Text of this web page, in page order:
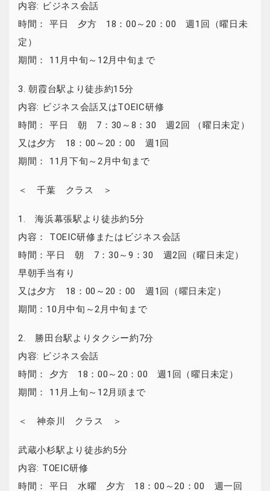
内容: ビジネス会話
時間： 平日 夕方 18：00～20：00 週1回（曜日未
定）
期間： 11月中旬～12月中旬まで
3. 朝霞台駅より徒歩約15分
内容: ビジネス会話又はTOEIC研修
時間： 平日 朝 7：30～8：30 週2回 （曜日未定）
又は夕方 18：00～20：00 週1回
期間： 11月下旬～2月中旬まで
＜ 千葉 クラス ＞
1. 海浜幕張駅より徒歩約5分
内容： TOEIC研修またはビジネス会話
時間：平日 朝 7：30～9：30 週2回（曜日未定）
早朝手当有り
又は夕方 18：00～20：00 週1回（曜日未定）
期間：10月中旬～2月中旬まで
2. 勝田台駅よりタクシー約7分
内容: ビジネス会話
時間： 夕方 18：00～20：00 週1回（曜日未定）
期間： 11月上旬～12月頭まで
＜ 神奈川 クラス ＞
武蔵小杉駅より徒歩約5分
内容: TOEIC研修
時間： 平日 水曜 夕方 18：00～20：00 週一回